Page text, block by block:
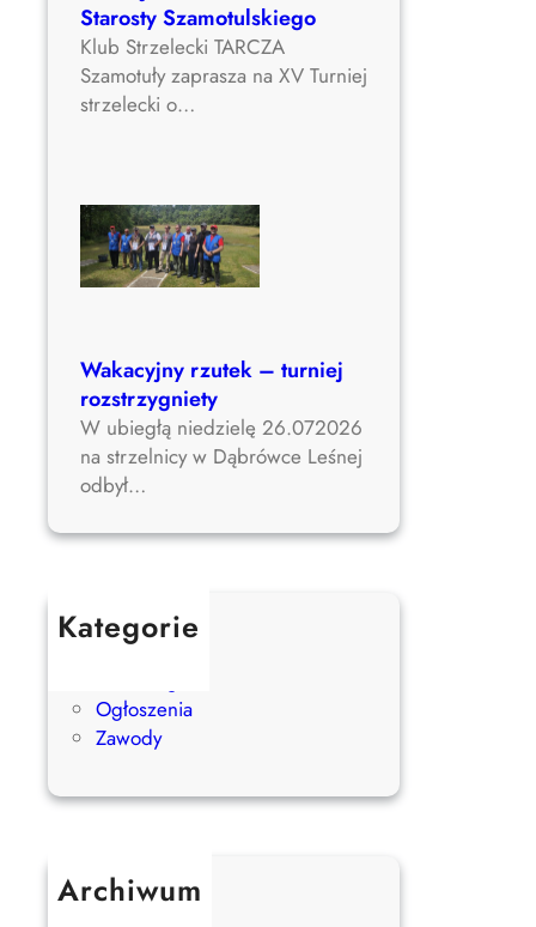
Starosty Szamotulskiego
Klub Strzelecki TARCZA
Szamotuły zaprasza na XV Turniej
strzelecki o…
Wakacyjny rzutek – turniej
rozstrzygniety
W ubiegłą niedzielę 26.072026
na strzelnicy w Dąbrówce Leśnej
odbył…
Kategorie
Aktualności
Ogłoszenia
Zawody
Archiwum